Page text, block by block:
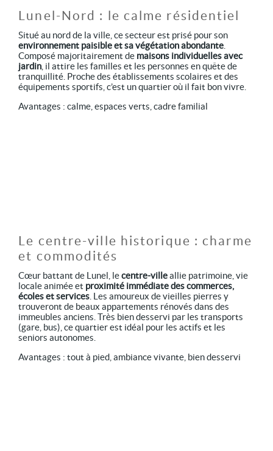
Lunel-Nord : le calme résidentiel
Situé au nord de la ville, ce secteur est prisé pour son
environnement paisible et sa végétation abondante
Composé majoritairement de maisons individuelles avec
jardin , il attire les familles et les personnes en quête de
tranquillité. Proche des établissements scolaires et des
équipements sportifs, c’est un quartier où il fait bon vivre.
Avantages : calme, espaces verts, cadre familial
Le centre-ville historique : charme
et commodités
Cœur battant de Lunel, lecentre-villeallie patrimoine, vie
locale animée et proximité immédiate des commerces,
écoles et services . Les amoureux de vieilles pierres y
trouveront de beaux appartements rénovés dans des
immeubles anciens. Très bien desservi par les transports
(gare, bus), ce quartier est idéal pour les actifs et les
seniors autonomes.
Avantages : tout à pied, ambiance vivante, bien desservi